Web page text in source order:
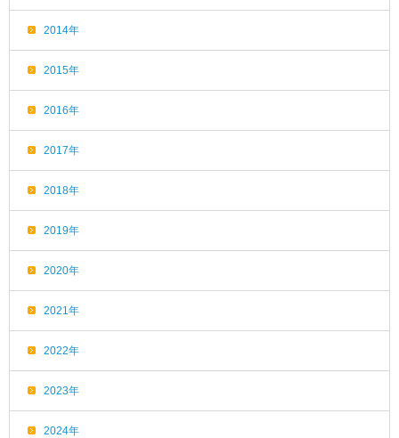
2014年
2015年
2016年
2017年
2018年
2019年
2020年
2021年
2022年
2023年
2024年